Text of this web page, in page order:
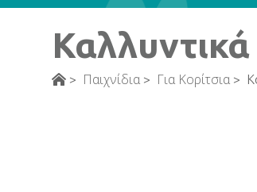
> Παιχνίδια > Για Κορίτσια >